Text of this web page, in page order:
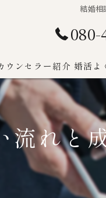
結婚相
080-
ウンセラー紹介 婚活よ
れと